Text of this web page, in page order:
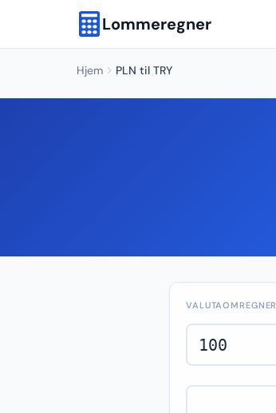
Lommeregner
Hjem PLN til TRY
VALUTAOMREGNER